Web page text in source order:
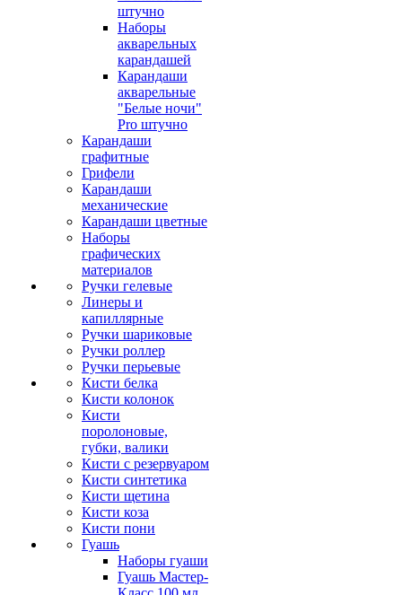
штучно
Наборы
акварельных
карандашей
Карандаши
акварельные
"Белые ночи"
Pro штучно
Карандаши
графитные
Грифели
Карандаши
механические
Карандаши цветные
Наборы
графических
материалов
Ручки гелевые
Линеры и
капиллярные
Ручки шариковые
Ручки роллер
Ручки перьевые
Кисти белка
Кисти колонок
Кисти
поролоновые,
губки, валики
Кисти с резервуаром
Кисти синтетика
Кисти щетина
Кисти коза
Кисти пони
Гуашь
Наборы гуаши
Гуашь Мастер-